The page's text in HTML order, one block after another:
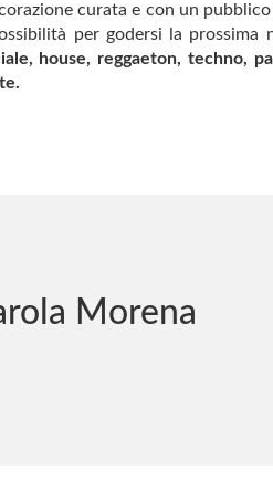
curata e con un
per godersi la
house, reggaeton, techno,
Morena